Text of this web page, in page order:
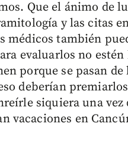
Que el ánimo de
y las citas
médicos también
evaluarlos no
porque se pasan
deberían
siquiera una
vacaciones en